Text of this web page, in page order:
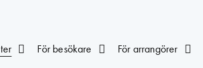
För besökare För arrangörer